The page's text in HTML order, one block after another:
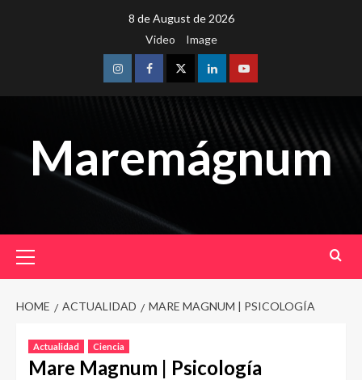
8 de August de 2026
Video
Image
InstagramFacebookTwitterLinkedinYoutube
Maremágnum
Menu
HOME ACTUALIDAD MARE MAGNUM | PSICOLOGÍA
Actualidad Ciencia
Mare Magnum | Psicología